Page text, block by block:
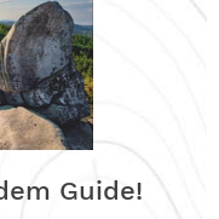
Guide!